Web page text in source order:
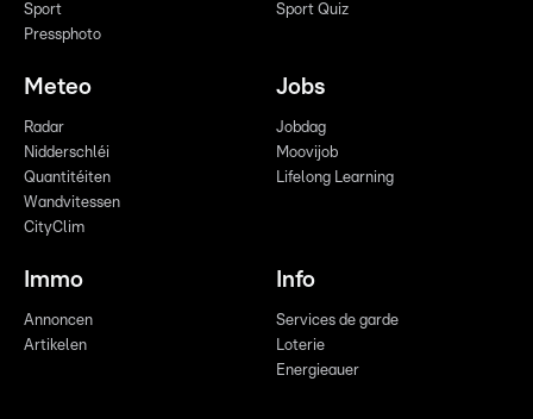
Sport
Pressphoto
Sport Quiz
Meteo
Radar
Nidderschléi
Quantitéiten
Wandvitessen
CityClim
Jobs
Jobdag
Moovijob
Lifelong Learning
Immo
Annoncen
Artikelen
Info
Services de garde
Loterie
Energieauer